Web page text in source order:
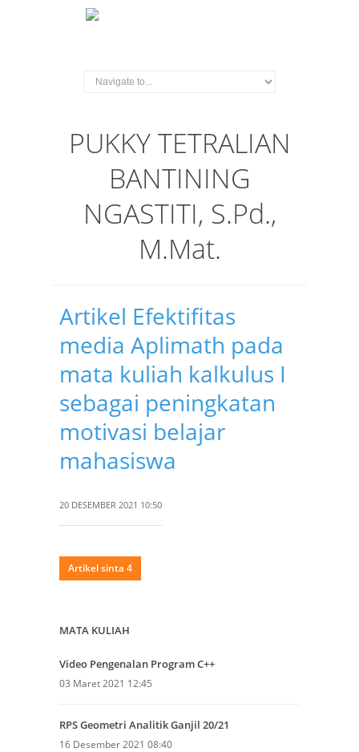
PUKKY TETRALIAN
BANTINING
NGASTITI, S.Pd.,
M.Mat.
Artikel Efektifitas
media Aplimath pada
mata kuliah kalkulus I
sebagai peningkatan
motivasi belajar
mahasiswa
20 DESEMBER 2021 10:50
Artikel sinta 4
MATA KULIAH
Video Pengenalan Program C++
03 Maret 2021 12:45
RPS Geometri Analitik Ganjil 20/21
16 Desember 2021 08:40